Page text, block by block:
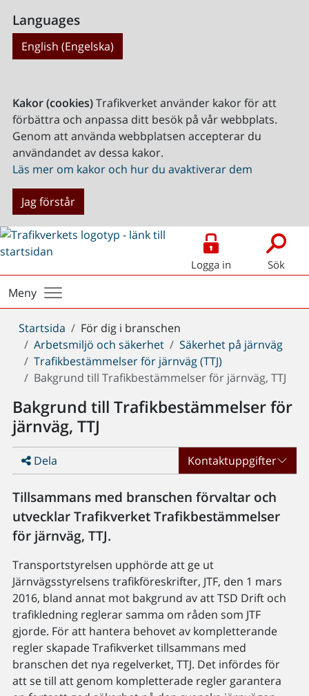
Languages
English (Engelska)
Kakor (cookies)Trafikverket använder kakor för att
förbättra och anpassa ditt besök på vår webbplats.
Genom att använda webbplatsen accepterar du
användandet av dessa kakor.
Läs mer om kakor och hur du avaktiverar dem
Jag förstår
Logga in Sök
Meny
Du
är
här:
Startsida
För dig i branschen
Arbetsmiljö och säkerhet
Säkerhet på järnväg
Trafikbestämmelser för järnväg (TTJ)
Bakgrund till Trafikbestämmelser för järnväg, TTJ
Bakgrund till Trafikbestämmelser för
järnväg, TTJ
Dela Kontaktuppgifter
Tillsammans med branschen förvaltar och
utvecklar Trafikverket Trafikbestämmelser
för järnväg, TTJ.
Transportstyrelsen upphörde att ge ut
Järnvägsstyrelsens trafikföreskrifter, JTF, den 1 mars
2016, bland annat mot bakgrund av att TSD Drift och
trafikledning reglerar samma om råden som JTF
gjorde. För att hantera behovet av kompletterande
regler skapade Trafikverket tillsammans med
branschen det nya regelverket, TTJ. Det infördes för
att se till att genom kompletterade regler garantera